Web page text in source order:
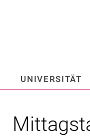
UNIVERSITÄT